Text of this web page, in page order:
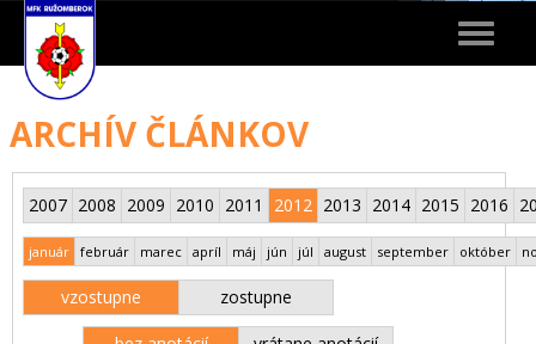
Toggle
ARCHÍV ČLÁNKOV
2007 2008 2009 2010 2011 2012 2013 2014 2015 2016
január február marec apríl máj jún júl august september október
vzostupne zostupne